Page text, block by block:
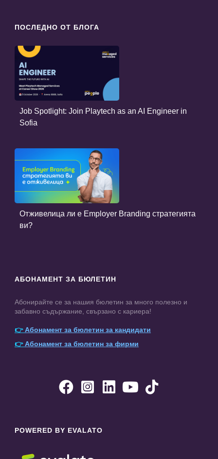
ПОСЛЕДНО ОТ БЛОГА
Job Spotlight: Join Playtech as an AI Engineer in
Sofia
Отживелица ли е Employer Branding стратегията
ви?
АБОНАМЕНТ ЗА БЮЛЕТИН
Абонирайте се за нашия бюлетин за много полезно и
забавно съдържание, свързано с кариера!
👉Абонамент за бюлетин за кандидати
👉Абонамент за бюлетин за фирми
    
POWERED BY EVALATO